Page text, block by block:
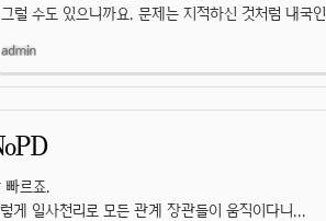
그럴 수도 있으니까요. 문제는 지적하신 것처럼 내국
빠르죠.
게 일사천리로 모든 관계 장관들이 움직이다니...